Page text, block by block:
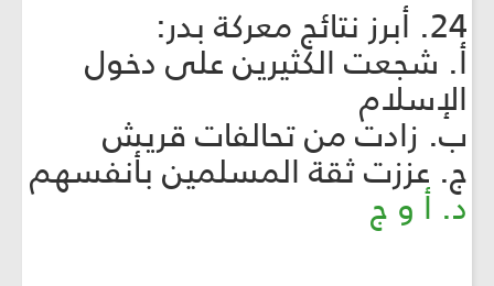
24. أبرز نتائج معركة بدر:
أ. شجعت الكثيرين على دخول
الإسلام
ب. زادت من تحالفات قريش
ج. عززت ثقة المسلمين بأنفسهم
د. أ و ج